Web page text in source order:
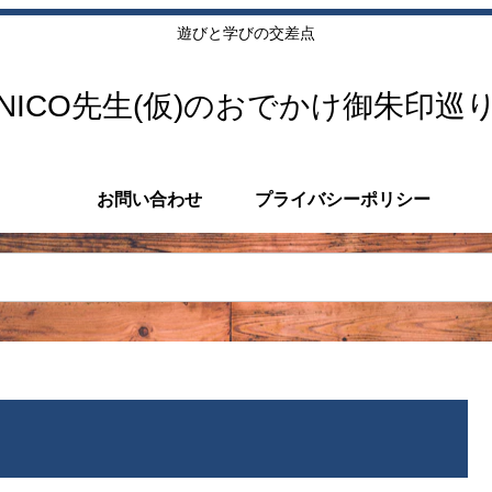
遊びと学びの交差点
先生(仮)のおでかけ御朱印巡
お問い合わせ プライバシーポリシー